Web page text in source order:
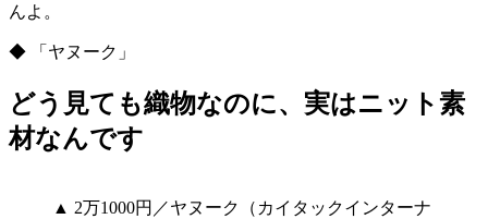
んよ。
◆ 「ヤヌーク」
どう見ても織物なのに、実はニット素
材なんです
▲ 2万1000円／ヤヌーク（カイタックインターナ